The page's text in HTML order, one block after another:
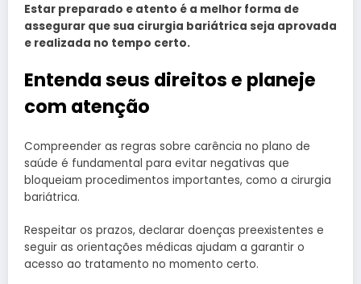
Estar preparado e atento é a melhor forma de
assegurar que sua cirurgia bariátrica seja aprovada
e realizada no tempo certo.
Entenda seus direitos e planeje
com atenção
Compreender as regras sobre carência no plano de
saúde é fundamental para evitar negativas que
bloqueiam procedimentos importantes, como a cirurgia
bariátrica.
Respeitar os prazos, declarar doenças preexistentes e
seguir as orientações médicas ajudam a garantir o
acesso ao tratamento no momento certo.